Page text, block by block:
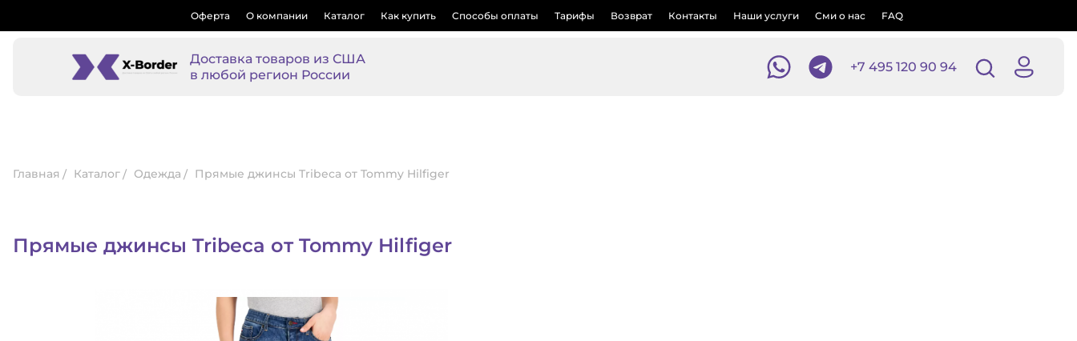
Оферта О компании Каталог Как купить Способы оплаты Тарифы Возврат Контакты Наши услуги Сми о нас FAQ
+7 495 120 90 94
Доставка товаров из США
в любой регион России
Главная Каталог Одежда Прямые джинсы Tribeca от Tommy Hilfiger
Прямые джинсы Tribeca от Tommy Hilfiger